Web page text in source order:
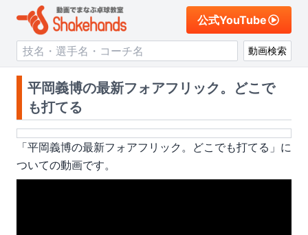
公式YouTube
動画検索
平岡義博の最新フォアフリック。どこで
も打てる
「平岡義博の最新フォアフリック。どこでも打てる 」に
ついての動画です。